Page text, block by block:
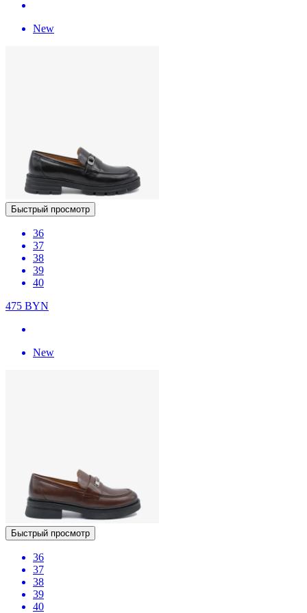
New
Быстрый просмотр
36
37
38
39
40
475 BYN
New
Быстрый просмотр
36
37
38
39
40